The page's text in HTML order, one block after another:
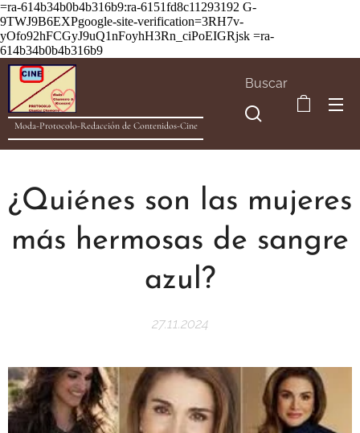
=ra-614b34b0b4b316b9:ra-6151fd8c11293192 G-
9TWJ9B6EXPgoogle-site-verification=3RH7v-
yOfo92hFCGyJ9uQ1nFoyhH3Rn_ciPoEIGRjsk =ra-
614b34b0b4b316b9
Moda-Protocolo-Redacción de Contenidos-Cine
Buscar
¿Quiénes son las mujeres
más hermosas de sangre
azul?
27.11.2024